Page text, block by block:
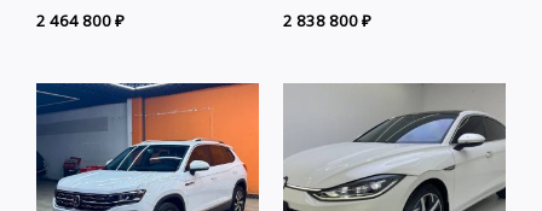
2 464 800₽ 2 838 800₽